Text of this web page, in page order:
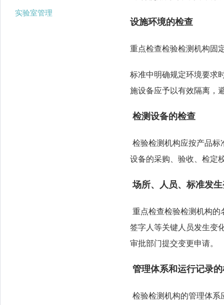
实验室管理
设施环境的检查
重点检查检验检测机构固
标准中明确规定环境要求
施设备应予以有效隔离，
检测设备的检查
检验检测机构应按产品
设备的采购、验收、检定
场所、人员、标准发
重点检查检验检测机构
签字人等关键人员发生变
审批部门提交变更申请。
管理体系和运行记录
检验检测机构的管理体